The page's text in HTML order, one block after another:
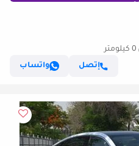
0 كيلومتر
إتصل
واتساب